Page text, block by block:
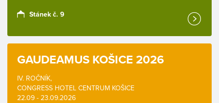
Stánek č. 9
GAUDEAMUS KOŠICE 2026
IV. ROČNÍK,
CONGRESS HOTEL CENTRUM KOŠICE
22.09 - 23.09.2026